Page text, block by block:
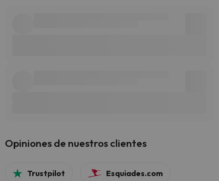
Opiniones de nuestros clientes
Trustpilot Esquiades.com